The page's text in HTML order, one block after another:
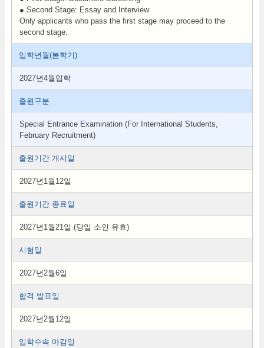
● Second Stage: Essay and Interview
Only applicants who pass the first stage may proceed to the
second stage.
입학년월(봄학기)
2027년4월입학
출원구분
Special Entrance Examination (For International Students,
February Recruitment)
출원기간 개시일
2027년1월12일
출원기간 종료일
2027년1월21일 (당일 소인 유효)
시험일
2027년2월6일
합격 발표일
2027년2월12일
입학수속 마감일